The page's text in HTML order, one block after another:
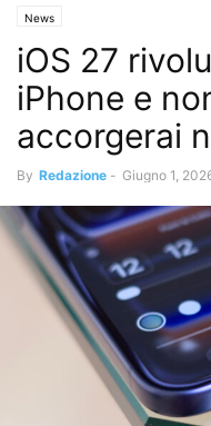
News
iOS 27
iPhone e
accorgerai
By Redazione - Giugno 1,